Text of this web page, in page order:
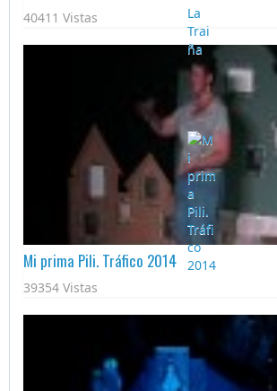
40411 Vistas
Mi prima Pili. Tráfico 2014
39354 Vistas